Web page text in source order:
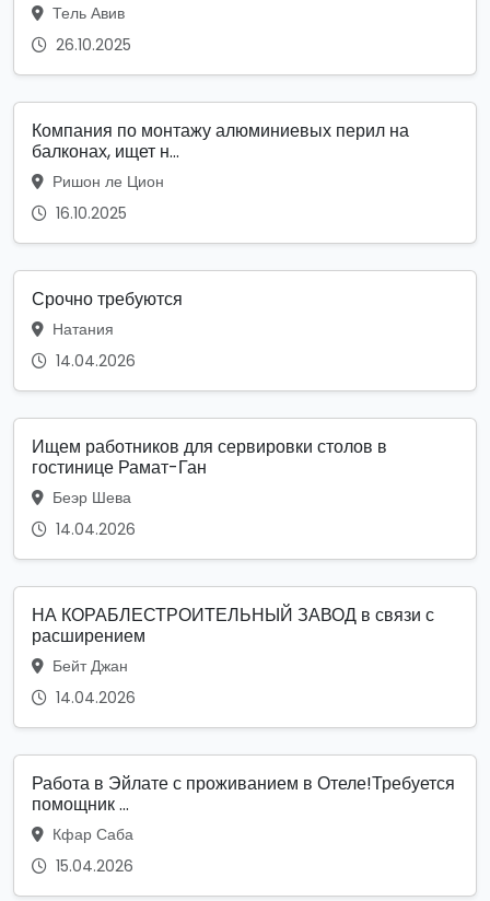
Тель Авив
26.10.2025
Компания по монтажу алюминиевых перил на
балконах, ищет н...
Ришон ле Цион
16.10.2025
Срочно требуются
Натания
14.04.2026
Ищем работников для сервировки столов в
гостинице Рамат-Ган
Беэр Шева
14.04.2026
НА КОРАБЛЕСТРОИТЕЛЬНЫЙ ЗАВОД в связи с
расширением
Бейт Джан
14.04.2026
Работа в Эйлате с проживанием в Отеле!Требуется
помощник ...
Кфар Саба
15.04.2026